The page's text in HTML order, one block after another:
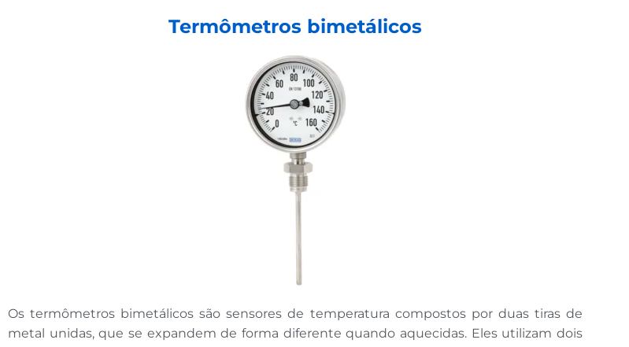
Termômetros bimetálicos
Os termômetros bimetálicos são sensores de temperatura compostos por duas tiras de
metal unidas, que se expandem de forma diferente quando aquecidas. Eles utilizam dois